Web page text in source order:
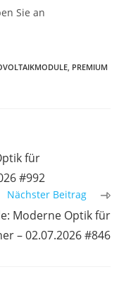
Sie an
, PREMIUM
für
#992
Nächster Beitrag
Moderne Optik für
– 02.07.2026 #846